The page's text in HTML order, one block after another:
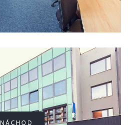
NÁCHOD